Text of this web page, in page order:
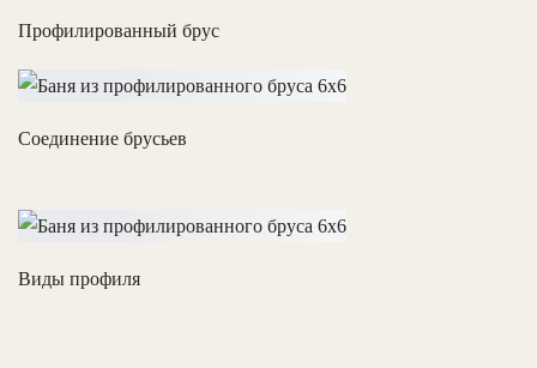
Профилированный брус
Соединение брусьев
Виды профиля